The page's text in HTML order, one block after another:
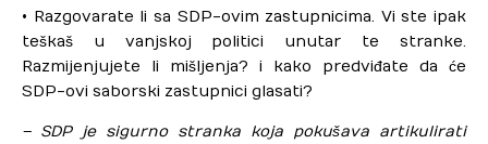
• Razgovarate li sa SDP-ovim zastupnicima. Vi ste ipak
teškaš u vanjskoj politici unutar te stranke.
Razmijenjujete li mišljenja? i kako predviđate da će
SDP-ovi saborski zastupnici glasati?
– SDP je sigurno stranka koja pokušava artikulirati